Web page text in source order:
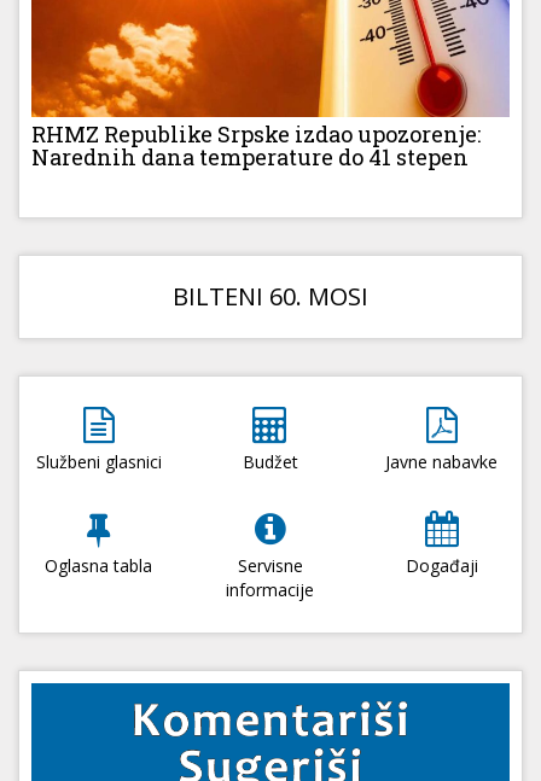
RHMZ Republike Srpske izdao upozorenje:
Narednih dana temperature do 41 stepen
BILTENI 60. MOSI
Službeni glasnici Budžet Javne nabavke
Oglasna tabla
Servisne
informacije
Događaji